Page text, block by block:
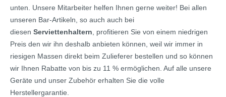
unten. Unsere Mitarbeiter helfen Ihnen gerne weiter! Bei allen
unseren Bar-Artikeln, so auch auch bei
diesen Serviettenhaltern , profitieren Sie von einem niedrigen
Preis den wir ihn deshalb anbieten können, weil wir immer in
riesigen Massen direkt beim Zulieferer bestellen und so können
wir Ihnen Rabatte von bis zu 11 % ermöglichen. Auf alle unsere
Geräte und unser Zubehör erhalten Sie die volle
Herstellergarantie.